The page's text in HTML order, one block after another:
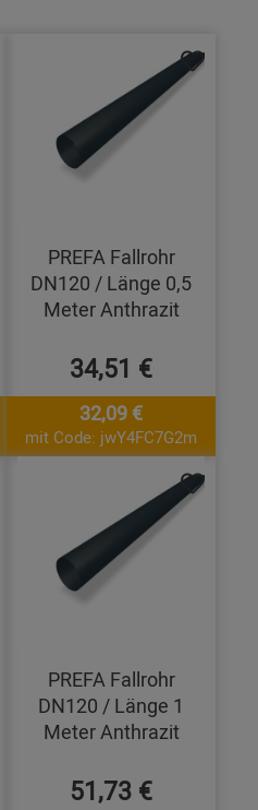
PREFA Fallrohr
DN120 / Länge 0,5
Meter Anthrazit
34,51 €
32,09 €
mit Code: jwY4FC7G2m
PREFA Fallrohr
DN120 / Länge 1
Meter Anthrazit
51,73 €